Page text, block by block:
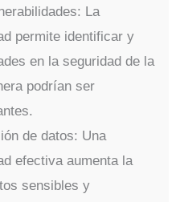
La
permite identificar y
en la seguridad de la
podrían ser
de datos: Una
efectiva aumenta la
sensibles y